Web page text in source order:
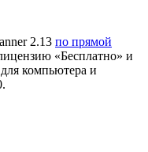
2.13 по прямой
«Бесплатно» и
компьютера и